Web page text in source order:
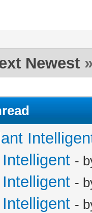
Newest
-
-
-